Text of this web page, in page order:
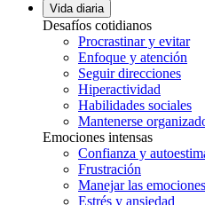
Vida diaria
Desafíos cotidianos
Procrastinar y evitar
Enfoque y atención
Seguir direcciones
Hiperactividad
Habilidades sociales
Mantenerse
Emociones intensas
Confianza y
Frustración
Manejar las emociones
Estrés y ansiedad